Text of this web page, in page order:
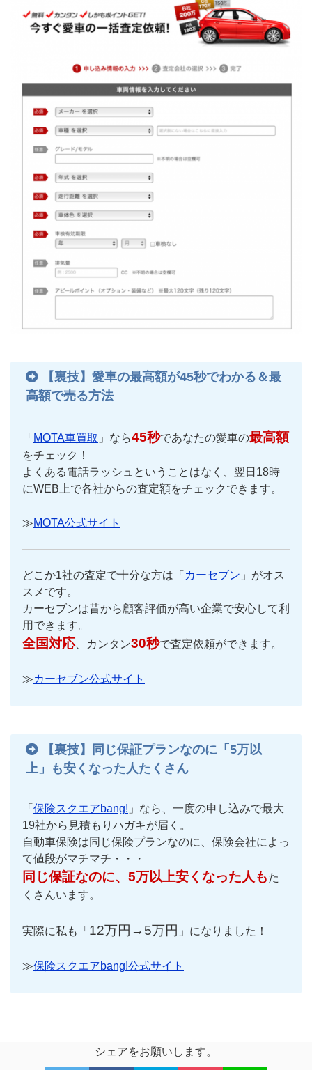
【裏技】愛車の最高額が45秒でわかる＆最
高額で売る方法
「 MOTA車買取 」なら45秒であなたの愛車の最高額
をチェック！
よくある電話ラッシュということはなく、翌日18時
にWEB上で各社からの査定額をチェックできます。
≫MOTA公式サイト
どこか1社の査定で十分な方は「 カーセブン 」がオス
スメです。
カーセブンは昔から顧客評価が高い企業で安心して利
用できます。
全国対応、カンタン30秒で査定依頼ができます。
≫カーセブン公式サイト
【裏技】同じ保証プランなのに「5万以
上」も安くなった人たくさん
「 保険スクエアbang! 」なら、一度の申し込みで最大
19社から見積もりハガキが届く。
自動車保険は同じ保険プランなのに、保険会社によっ
て値段がマチマチ・・・
同じ保証なのに、5万以上安くなった人もた
くさんいます。
実際に私も「 12万円→5万円 」になりました！
≫保険スクエアbang!公式サイト
シェアをお願いします。